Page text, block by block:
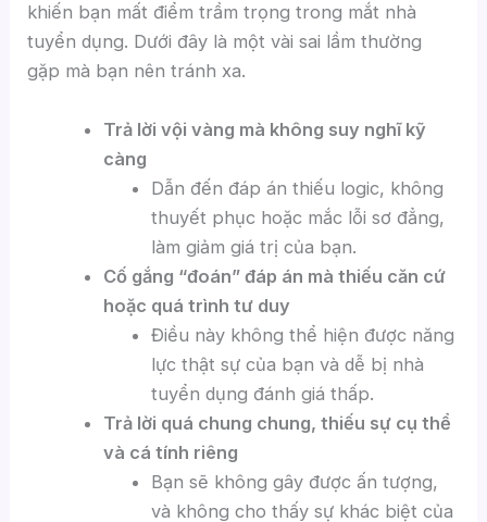
khiến bạn mất điểm trầm trọng trong mắt nhà
tuyển dụng. Dưới đây là một vài sai lầm thường
gặp mà bạn nên tránh xa.
Trả lời vội vàng mà không suy nghĩ kỹ
càng
Dẫn đến đáp án thiếu logic, không
thuyết phục hoặc mắc lỗi sơ đẳng,
làm giảm giá trị của bạn.
Cố gắng “đoán” đáp án mà thiếu căn cứ
hoặc quá trình tư duy
Điều này không thể hiện được năng
lực thật sự của bạn và dễ bị nhà
tuyển dụng đánh giá thấp.
Trả lời quá chung chung, thiếu sự cụ thể
và cá tính riêng
Bạn sẽ không gây được ấn tượng,
và không cho thấy sự khác biệt của